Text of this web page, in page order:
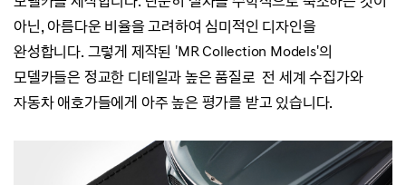
아닌, 아름다운 비율을 고려하여 심미적인 디자인을
완성합니다. 그렇게 제작된 'MR Collection Models'의
모델카들은 정교한 디테일과 높은 품질로전 세계 수집가와
자동차 애호가들에게 아주 높은 평가를 받고 있습니다.